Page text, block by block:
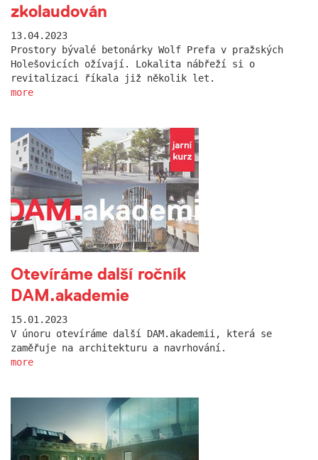
zkolaudován
13.04.2023
Prostory bývalé betonárky Wolf Prefa v pražských
Holešovicích ožívají. Lokalita nábřeží si o
revitalizaci říkala již několik let.
more
Otevíráme další ročník
DAM.akademie
15.01.2023
V únoru otevíráme další DAM.akademii, která se
zaměřuje na architekturu a navrhování.
more